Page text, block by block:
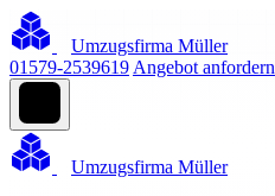
Umzugsfirma Müller
01579-2539619 Angebot anfordern
Umzugsfirma Müller